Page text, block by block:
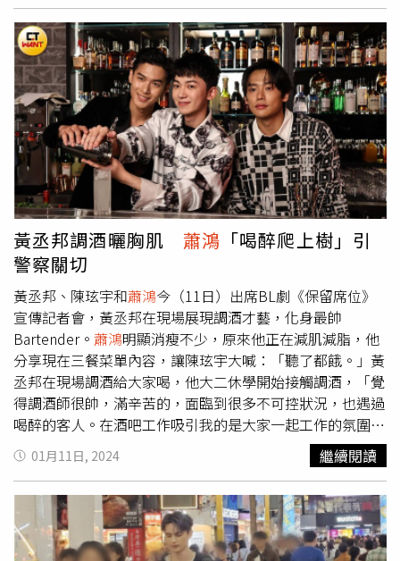
趣說：「有阿！我要先看到募資收據才能加摯友。」
部運動、勤打羽球，降低自己體脂及水份。目前正在進修表
演課的席惟倫，今年將有一部影集跟一部電影會問世，也有
在計畫發新的單曲。剛拍完《絕對佔領》番外篇的蕭鴻，最
近則為了新投入拍攝的影集角色瘦身減肌，在演出《絕對佔
領》後人氣水漲船高的他也表示：「很感謝大家對我的愛
護，我會努力學習表演。」席惟倫為了這次的拍攝斷食兩
天。（圖／好事娛樂）
黃丞邦調酒曬胸肌 蕭鴻 「喝醉爬上樹」引
警察關切
黃丞邦、陳玹宇和蕭鴻今（11日）出席BL劇《保留席位》
宣傳記者會，黃丞邦在現場展現調酒才藝，化身最帥
Bartender。 蕭鴻明顯消瘦不少，原來他正在減肌減脂，他
分享現在三餐菜單內容，讓陳玹宇大喊：「聽了都餓。」黃
丞邦在現場調酒給大家喝，他大二休學開始接觸調酒，「覺
得調酒師很帥，滿辛苦的，面臨到很多不可控狀況，也遇過
喝醉的客人。在酒吧工作吸引我的是大家一起工作的氛圍，
如果收到小費，就會大家一起買東西吃。但我沒收過超過
500塊的小費。」黃丞邦出道前做過調酒師。（圖／焦正德
攝）問起誰喝醉最誇張？陳玹宇說黃丞邦很像嘮叨的老阿
蕭鴻
也認證，說黃承邦每次喝醉就滿口心靈雞湯，很會
鼓勵誇獎人。蕭鴻則是有次喝醉在信義區爬樹，他笑說，那
次喝醉後，朋友拱他「要不要爬樹，你不敢啦」，他一鼓作
01月11日, 2024 繼續閱讀